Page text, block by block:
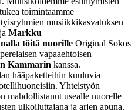
toimintaamme
musiikkikasvatuksen
Markku
töitä nuorille Original Sokos
vapaaehtoisen
Kammarin kanssa.
hääpaketteihin kuuluvia
Yhteistyön
mahdollistanut usealle nuorelle
ulkoiluttajana ja arjen apuna.